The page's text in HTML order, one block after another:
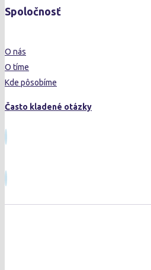
Spoločnosť
O nás
O tíme
Kde pôsobíme
Často kladené otázky